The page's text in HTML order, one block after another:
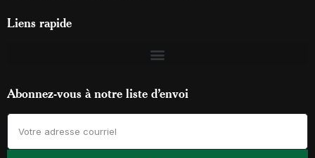
Liens rapide
Abonnez-vous à notre liste d’envoi